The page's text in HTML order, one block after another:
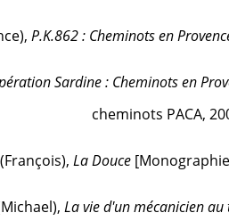
P.K.862 : Cheminots en
Sardine : Cheminots en
cheminots PACA,
La Douce
La vie d'un mécanicien